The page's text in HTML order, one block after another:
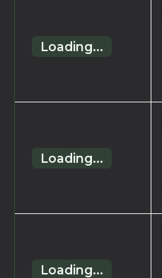
Loading...
Loading...
Loading...